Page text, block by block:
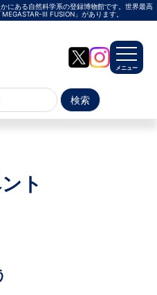
にある自然科学系の登録博物館です。世界最高
Ⅲ FUSION」があります。
メニュー
ト